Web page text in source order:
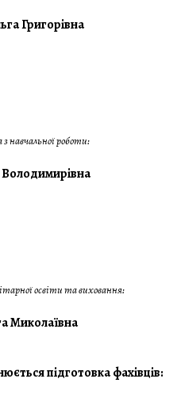
Григорівна
навчальної роботи:
освіти та виховання:
Миколаївна
підготовка фахівців: